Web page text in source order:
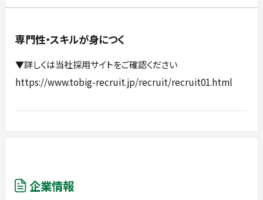
専門性・スキルが身につく
▼詳しくは当社採用サイトをご確認ください
https://www.tobig-recruit.jp/recruit/recruit01.html
企業情報